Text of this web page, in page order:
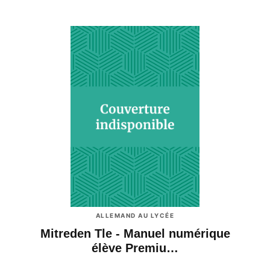
ALLEMAND AU LYCÉE
Mitreden Tle - Manuel numérique
élève Premiu…